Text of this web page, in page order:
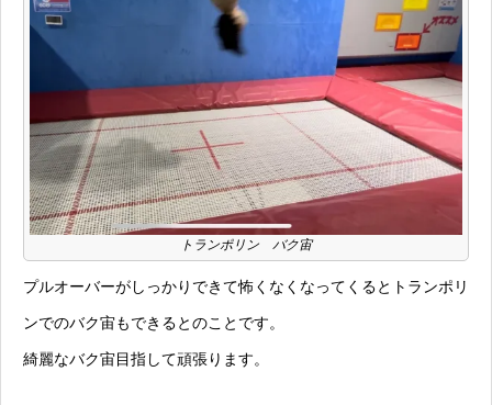
トランポリン バク宙
プルオーバーがしっかりできて怖くなくなってくるとトランポリ
ンでのバク宙もできるとのことです。
綺麗なバク宙目指して頑張ります。